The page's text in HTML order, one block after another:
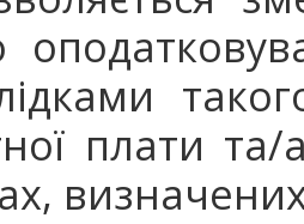
плати